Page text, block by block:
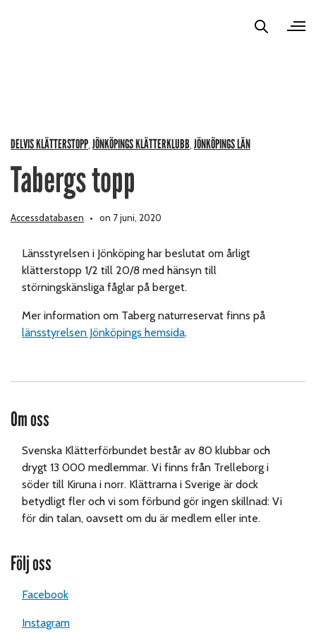
DELVIS KLÄTTERSTOPP, JÖNKÖPINGS KLÄTTERKLUBB, JÖNKÖPINGS LÄN
Tabergs topp
Accessdatabasen on 7 juni, 2020
Länsstyrelsen i Jönköping har beslutat om årligt
klätterstopp 1/2 till 20/8 med hänsyn till
störningskänsliga fåglar på berget.
Mer information om Taberg naturreservat finns på
länsstyrelsen Jönköpings hemsida.
Om oss
Svenska Klätterförbundet består av 80 klubbar och
drygt 13 000 medlemmar. Vi finns från Trelleborg i
söder till Kiruna i norr. Klättrarna i Sverige är dock
betydligt fler och vi som förbund gör ingen skillnad: Vi
för din talan, oavsett om du är medlem eller inte.
Följ oss
Facebook
Instagram